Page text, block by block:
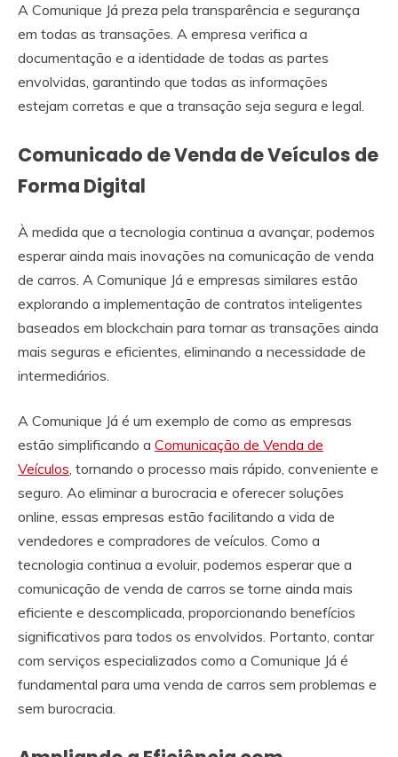
A Comunique Já preza pela transparência e segurança
em todas as transações. A empresa verifica a
documentação e a identidade de todas as partes
envolvidas, garantindo que todas as informações
estejam corretas e que a transação seja segura e legal.
Comunicado de Venda de Veículos de
Forma Digital
À medida que a tecnologia continua a avançar, podemos
esperar ainda mais inovações na comunicação de venda
de carros. A Comunique Já e empresas similares estão
explorando a implementação de contratos inteligentes
baseados em blockchain para tornar as transações ainda
mais seguras e eficientes, eliminando a necessidade de
intermediários.
A Comunique Já é um exemplo de como as empresas
estão simplificando a Comunicação de Venda de
Veículos, tornando o processo mais rápido, conveniente e
seguro. Ao eliminar a burocracia e oferecer soluções
online, essas empresas estão facilitando a vida de
vendedores e compradores de veículos. Como a
tecnologia continua a evoluir, podemos esperar que a
comunicação de venda de carros se torne ainda mais
eficiente e descomplicada, proporcionando benefícios
significativos para todos os envolvidos. Portanto, contar
com serviços especializados como a Comunique Já é
fundamental para uma venda de carros sem problemas e
sem burocracia.